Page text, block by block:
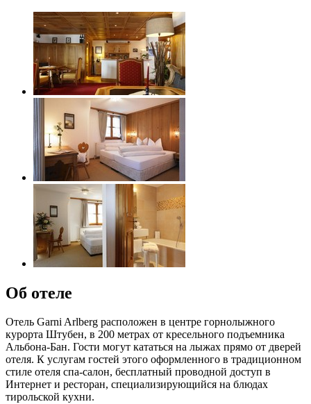
Об отеле
Отель Garni Arlberg расположен в центре горнолыжного
курорта Штубен, в 200 метрах от кресельного подъемника
Альбона-Бан. Гости могут кататься на лыжах прямо от дверей
отеля. К услугам гостей этого оформленного в традиционном
стиле отеля спа-салон, бесплатный проводной доступ в
Интернет и ресторан, специализирующийся на блюдах
тирольской кухни.